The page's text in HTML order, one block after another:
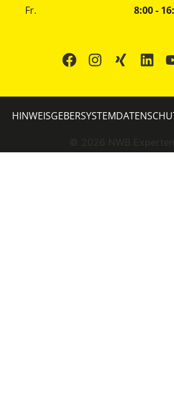
Fr.
8:00 -
© 2026 NWB
HINWEISGEBERSYSTEM